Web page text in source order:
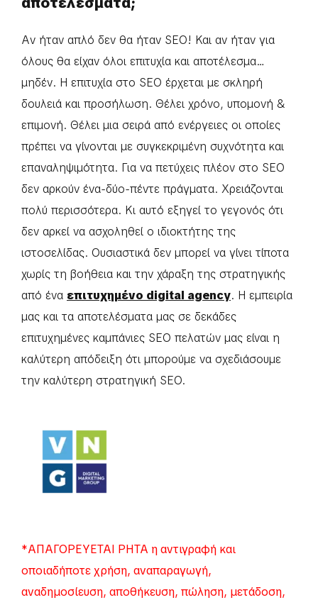
Αν ήταν απλό δεν θα ήταν SEO! Και αν ήταν για
όλους θα είχαν όλοι επιτυχία και αποτέλεσμα…
μηδέν. Η επιτυχία στο SEO έρχεται με σκληρή
δουλειά και προσήλωση. Θέλει χρόνο, υπομονή &
επιμονή. Θέλει μια σειρά από ενέργειες οι οποίες
πρέπει να γίνονται με συγκεκριμένη συχνότητα και
επαναληψιμότητα. Για να πετύχεις πλέον στο SEO
δεν αρκούν ένα-δύο-πέντε πράγματα. Χρειάζονται
πολύ περισσότερα. Κι αυτό εξηγεί το γεγονός ότι
δεν αρκεί να ασχοληθεί ο ιδιοκτήτης της
ιστοσελίδας. Ουσιαστικά δεν μπορεί να γίνει τίποτα
χωρίς τη βοήθεια και την χάραξη της στρατηγικής
από ένα επιτυχημένο digital agency. Η εμπειρία
μας και τα αποτελέσματα μας σε δεκάδες
επιτυχημένες καμπάνιες SEO πελατών μας είναι η
καλύτερη απόδειξη ότι μπορούμε να σχεδιάσουμε
την καλύτερη στρατηγική SEO.
*ΑΠΑΓΟΡΕΥΕΤΑΙ ΡΗΤΑ η αντιγραφή και
οποιαδήποτε χρήση, αναπαραγωγή,
αναδημοσίευση, αποθήκευση, πώληση, μετάδοση,